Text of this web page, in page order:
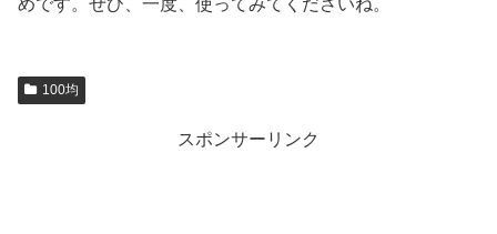
100均
スポンサーリンク